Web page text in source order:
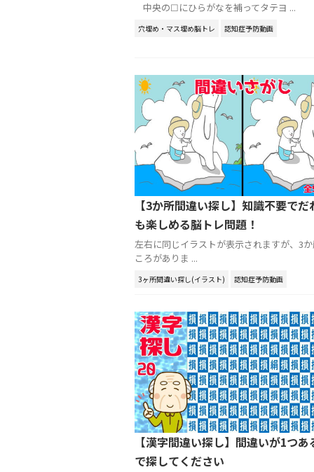
中央の☐にひらがなを補ってタテヨ ...
穴埋め・マス埋め脳トレ 認知症予防動画
【3か所間違い探し】知識不要でだ
も楽しめる脳トレ問題！
左右に同じイラストが表示されますが、3
ころがありま ...
3ヶ所間違い探し(イラスト) 認知症予防動画
【漢字間違い探し】間違いが1つあ
で探してください